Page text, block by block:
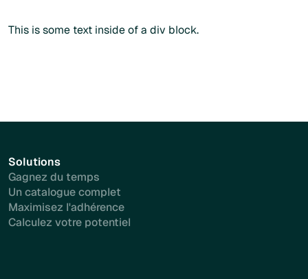
This is some text inside of a div block.
Solutions
Gagnez du temps
Un catalogue complet
Maximisez l'adhérence
Calculez votre potentiel